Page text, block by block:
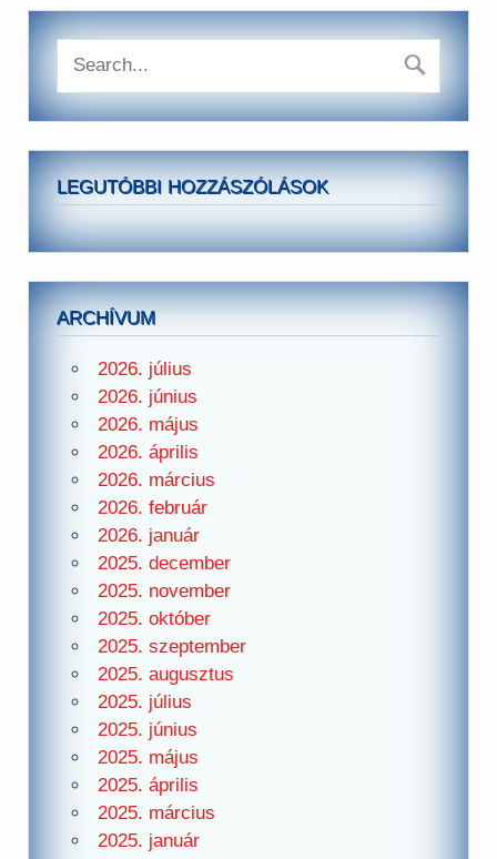
LEGUTÓBBI HOZZÁSZÓLÁSOK
ARCHÍVUM
2026. július
2026. június
2026. május
2026. április
2026. március
2026. február
2026. január
2025. december
2025. november
2025. október
2025. szeptember
2025. augusztus
2025. július
2025. június
2025. május
2025. április
2025. március
2025. január